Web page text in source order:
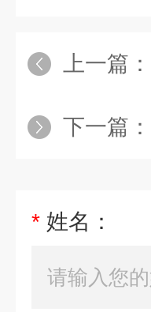
上一篇：
下一篇：
* 姓名：